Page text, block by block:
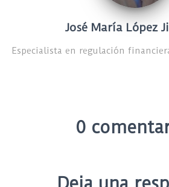
José María López
Especialista en regulación
0